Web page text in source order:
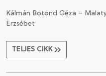
Kálmán Botond Géza –
Erzsébet
TELJES CIKK